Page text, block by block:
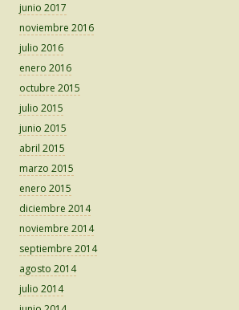
junio 2017
noviembre 2016
julio 2016
enero 2016
octubre 2015
julio 2015
junio 2015
abril 2015
marzo 2015
enero 2015
diciembre 2014
noviembre 2014
septiembre 2014
agosto 2014
julio 2014